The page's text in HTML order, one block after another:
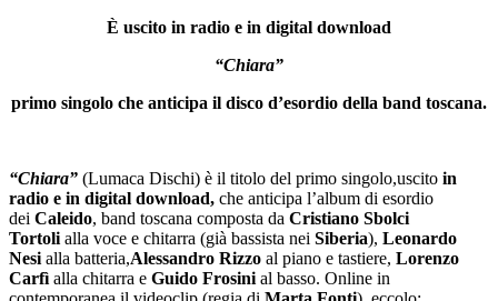
È uscito in radio e in digital download
“Chiara”
primo singolo che anticipa il disco d’esordio della band toscana.
“Chiara” (Lumaca Dischi) è il titolo del primo singolo,uscito in
radio e in digital download, che anticipa l’album di esordio
dei Caleido, band toscana composta da Cristiano Sbolci
Tortoli alla voce e chitarra (già bassista nei Siberia), Leonardo
Nesi alla batteria,Alessandro Rizzo al piano e tastiere, Lorenzo
Carfì alla chitarra e Guido Frosini al basso. Online in